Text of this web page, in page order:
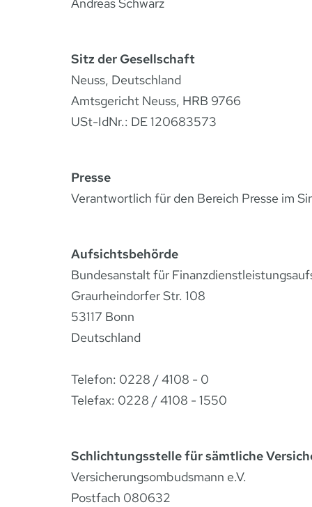
Sitz der Gesellschaft
Neuss, Deutschland
Amtsgericht Neuss, HRB 9766
USt-IdNr.: DE 120683573
Presse
Verantwortlich für den Bereich Presse im
Aufsichtsbehörde
Bundesanstalt für
Graurheindorfer Str. 108
53117 Bonn
Deutschland
Telefon: 0228 / 4108 - 0
Telefax: 0228 / 4108 - 1550
Schlichtungsstelle für sämtliche
Versicherungsombudsmann e.V.
Postfach 080632